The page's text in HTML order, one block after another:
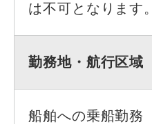
は不可となります。
勤務地・航行区域
船舶への乗船勤務